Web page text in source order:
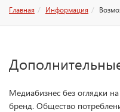
Главная Информация
Медиабизнес без оглядки
бренд. Общество